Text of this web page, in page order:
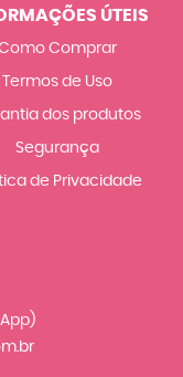
ÚTEIS
Comprar
Termos de Uso
dos produtos
Segurança
de Privacidade